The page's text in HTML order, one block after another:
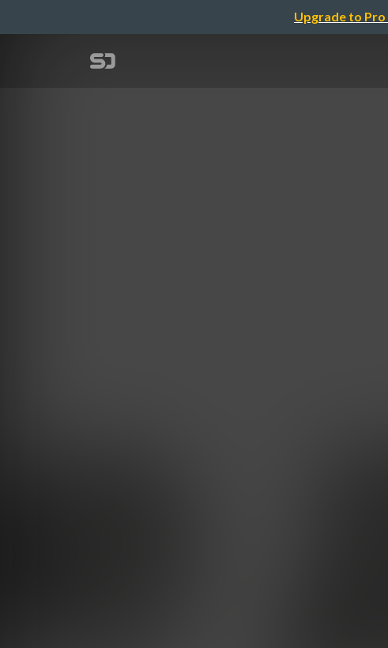
Upgrade to Pro